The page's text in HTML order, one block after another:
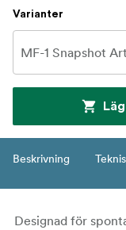
Varianter
Beskrivning
Designad för